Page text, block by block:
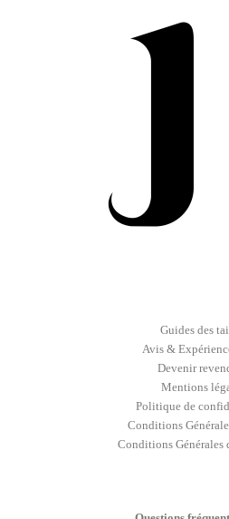
Guides des
Avis &
Devenir
Mentions
Politique de
Conditions
Conditions Générales